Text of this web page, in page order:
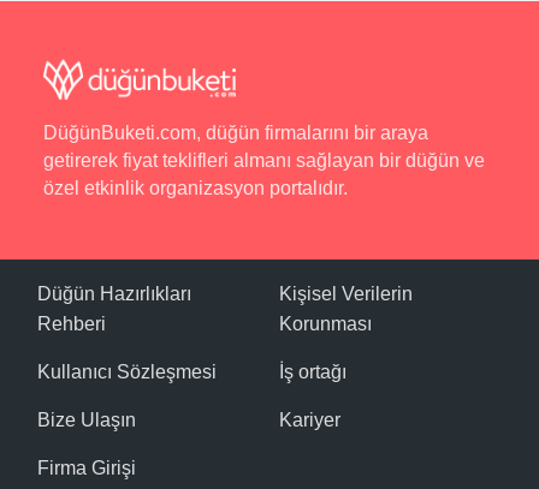
DüğünBuketi.com, düğün firmalarını bir araya
getirerek fiyat teklifleri almanı sağlayan bir düğün ve
özel etkinlik organizasyon portalıdır.
Düğün Hazırlıkları
Rehberi
Kullanıcı Sözleşmesi
Bize Ulaşın
Firma Girişi
Kişisel Verilerin
Korunması
İş ortağı
Kariyer